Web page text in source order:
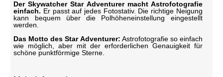
Der Skywatcher Star Adventurer macht Astrofotografie
einfach. Er passt auf jedes Fotostativ. Die richtige Neigung
kann bequem über die Polhöheneinstellung eingestellt
werden.
Das Motto des Star Adventurer: Astrofotografie so einfach
wie möglich, aber mit der erforderlichen Genauigkeit für
schöne punktförmige Sterne.